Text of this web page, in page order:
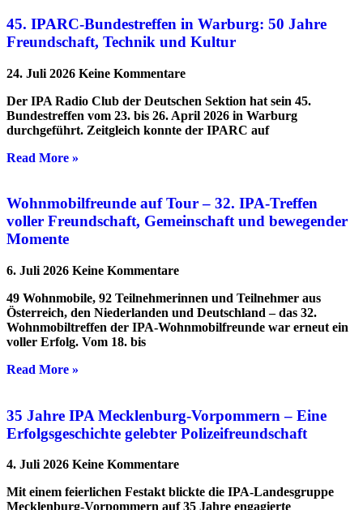
45. IPARC-Bundestreffen in Warburg: 50 Jahre
Freundschaft, Technik und Kultur
24. Juli 2026 Keine Kommentare
Der IPA Radio Club der Deutschen Sektion hat sein 45.
Bundestreffen vom 23. bis 26. April 2026 in Warburg
durchgeführt. Zeitgleich konnte der IPARC auf
Read More »
Wohnmobilfreunde auf Tour – 32. IPA-Treffen
voller Freundschaft, Gemeinschaft und bewegender
Momente
6. Juli 2026 Keine Kommentare
49 Wohnmobile, 92 Teilnehmerinnen und Teilnehmer aus
Österreich, den Niederlanden und Deutschland – das 32.
Wohnmobiltreffen der IPA-Wohnmobilfreunde war erneut ein
voller Erfolg. Vom 18. bis
Read More »
35 Jahre IPA Mecklenburg-Vorpommern – Eine
Erfolgsgeschichte gelebter Polizeifreundschaft
4. Juli 2026 Keine Kommentare
Mit einem feierlichen Festakt blickte die IPA-Landesgruppe
Mecklenburg-Vorpommern auf 35 Jahre engagierte